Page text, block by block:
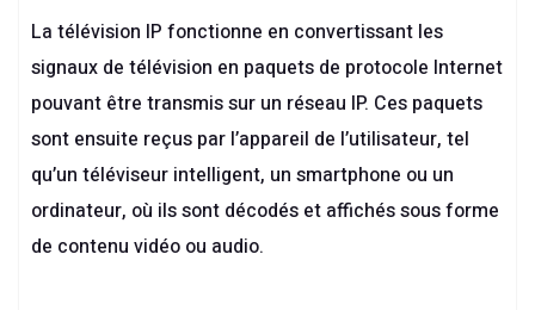
La télévision IP fonctionne en convertissant les
signaux de télévision en paquets de protocole Internet
pouvant être transmis sur un réseau IP. Ces paquets
sont ensuite reçus par l’appareil de l’utilisateur, tel
qu’un téléviseur intelligent, un smartphone ou un
ordinateur, où ils sont décodés et affichés sous forme
de contenu vidéo ou audio.